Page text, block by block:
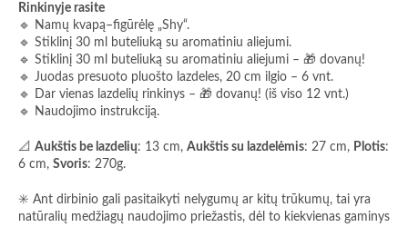
Rinkinyje rasite
🔹 Namų kvapą–figūrėlę „Shy“.
🔹 Stiklinį 30 ml buteliuką su aromatiniu aliejumi.
🔹 Stiklinį 30 ml buteliuką su aromatiniu aliejumi – 🎁 dovanų!
🔹 Juodas presuoto pluošto lazdeles, 20 cm ilgio – 6 vnt.
🔹 Dar vienas lazdelių rinkinys – 🎁 dovanų! (iš viso 12 vnt.)
🔹 Naudojimo instrukciją.
📐 Aukštis be lazdelių: 13 cm, Aukštis su lazdelėmis: 27 cm, Plotis:
6 cm, Svoris: 270g.
✳️ Ant dirbinio gali pasitaikyti nelygumų ar kitų trūkumų, tai yra
natūralių medžiagų naudojimo priežastis, dėl to kiekvienas gaminys